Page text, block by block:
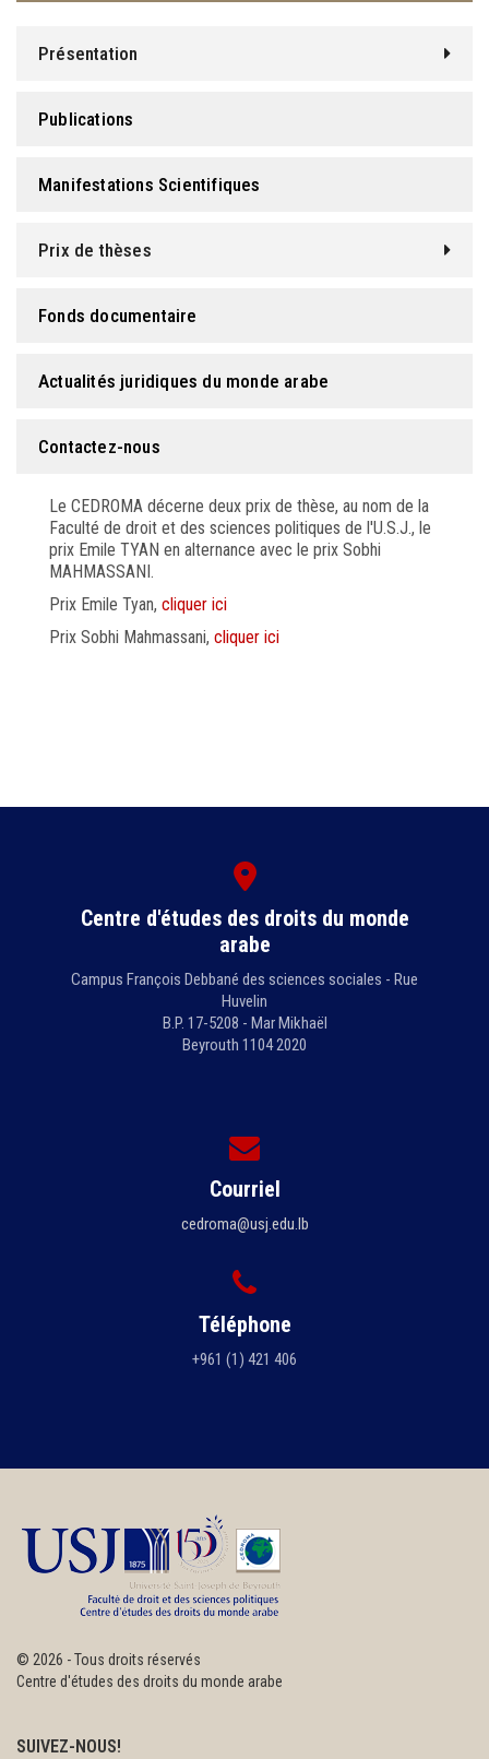
RECHERCHE
INTERNATIONAL
Présentation
Publications
Manifestations Scientifiques
Prix de thèses
Fonds documentaire
Actualités juridiques du monde arabe
Contactez-nous
Le CEDROMA décerne deux prix de thèse, au nom de la
Faculté de droit et des sciences politiques de l'U.S.J., le
prix Emile TYAN en alternance avec le prix Sobhi
MAHMASSANI.
Prix Emile Tyan, cliquer ici
Prix Sobhi Mahmassani, cliquer ici
Centre d'études des droits du monde
arabe
Campus François Debbané des sciences sociales - Rue
Huvelin
B.P. 17-5208 - Mar Mikhaël
Beyrouth 1104 2020
Courriel
cedroma@usj.edu.lb
Téléphone
+961 (1) 421 406
© 2026 - Tous droits réservés
Centre d'études des droits du monde arabe
SUIVEZ-NOUS!